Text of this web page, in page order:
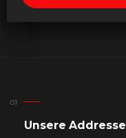
Unsere Addresse